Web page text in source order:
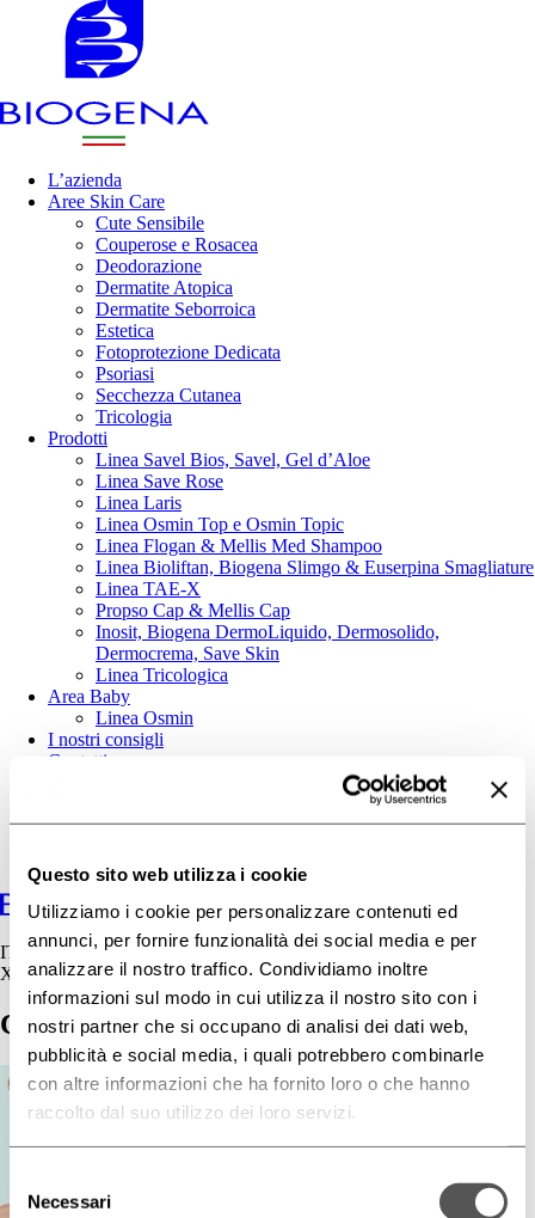
Questo sito web utilizza i cookie
Utilizziamo i cookie per personalizzare contenuti ed
annunci, per fornire funzionalità dei social media e per
analizzare il nostro traffico. Condividiamo inoltre
informazioni sul modo in cui utilizza il nostro sito con i
nostri partner che si occupano di analisi dei dati web,
pubblicità e social media, i quali potrebbero combinarle
con altre informazioni che ha fornito loro o che hanno
raccolto dal suo utilizzo dei loro servizi.
delNecessari
L’azienda
Aree Skin Care
Cute Sensibile
Couperose e Rosacea
Deodorazione
Dermatite Atopica
Dermatite Seborroica
Estetica
Fotoprotezione Dedicata
Psoriasi
Secchezza Cutanea
Tricologia
Prodotti
Linea Savel Bios, Savel, Gel d’Aloe
Linea Save Rose
Linea Laris
Linea Osmin Top e Osmin Topic
Linea Flogan & Mellis Med Shampoo
Linea Bioliftan, Biogena Slimgo & Euserpina Smagliature
Linea TAE-X
Propso Cap & Mellis Cap
Inosit, Biogena DermoLiquido, Dermosolido,
Dermocrema, Save Skin
Linea Tricologica
Area Baby
Linea Osmin
I nostri consigli
Contatti
IT
X
Come affrontare la sudorazione